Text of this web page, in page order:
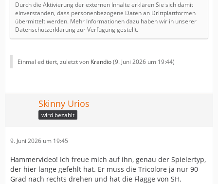
Durch die Aktivierung der externen Inhalte erklären Sie sich damit
einverstanden, dass personenbezogene Daten an Drittplattformen
übermittelt werden. Mehr Informationen dazu haben wir in unserer
Datenschutzerklärung zur Verfügung gestellt.
Einmal editiert, zuletzt von Krandio(9. Juni 2026 um 19:44)
Skinny Urios
wird bezahlt
9. Juni 2026 um 19:45
Hammervideo! Ich freue mich auf ihn, genau der Spielertyp,
der hier lange gefehlt hat. Er muss die Tricolore ja nur 90
Grad nach rechts drehen und hat die Flagge von SH.